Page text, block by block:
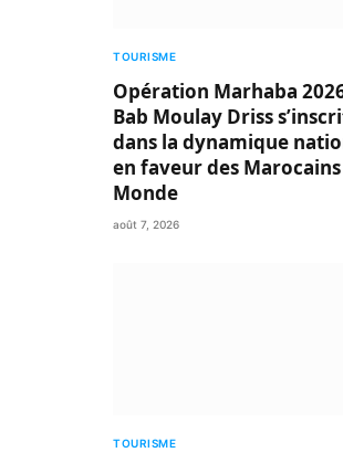
TOURISME
Opération Marhaba
Bab Moulay Driss
dans la dynamique
en faveur des
Monde
août 7, 2026
TOURISME